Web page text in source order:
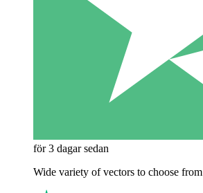
för 3 dagar sedan
Wide variety of vectors to choose from